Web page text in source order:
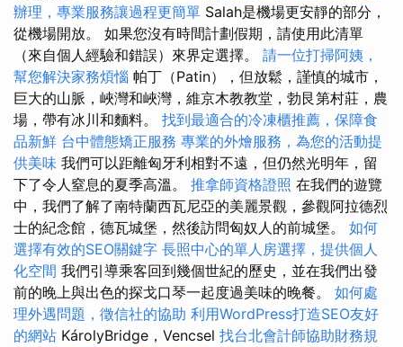
辦理，專業服務讓過程更簡單 Salah是機場更安靜的部分，
從機場開放。 如果您沒有時間計劃假期，請使用此清單
（來自個人經驗和錯誤）來界定選擇。 請一位打掃阿姨，
幫您解決家務煩惱 帕丁（Patin），但放鬆，謹慎的城市，
巨大的山脈，峽灣和峽灣，維京木教教堂，勃艮第村莊，農
場，帶有冰川和麵料。 找到最適合的冷凍櫃推薦，保障食
品新鮮 台中體態矯正服務 專業的外燴服務，為您的活動提
供美味 我們可以距離匈牙利相對不遠，但仍然光明年，留
下了令人窒息的夏季高溫。 推拿師資格證照 在我們的遊覽
中，我們了解了南特蘭西瓦尼亞的美麗景觀，參觀阿拉德烈
士的紀念館，德瓦城堡，然後訪問匈奴人的前城堡。 如何
選擇有效的SEO關鍵字 長照中心的單人房選擇，提供個人
化空間 我們引導乘客回到幾個世紀的歷史，並在我們出發
前的晚上與出色的探戈口琴一起度過美味的晚餐。 如何處
理外遇問題，徵信社的協助 利用WordPress打造SEO友好
的網站 KárolyBridge，Vencsel 找台北會計師協助財務規